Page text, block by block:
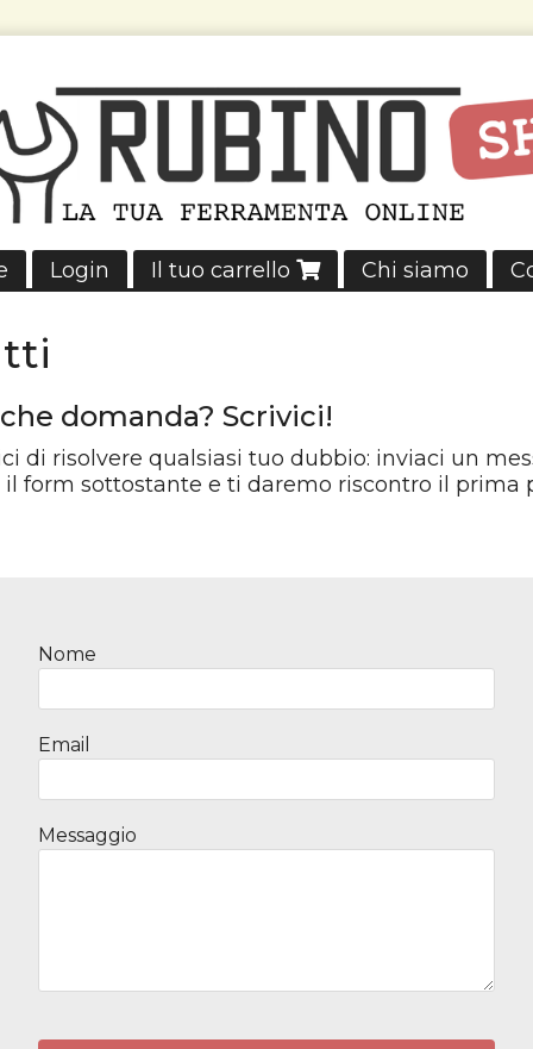
Login Il tuo carrello Chi siamo
domanda? Scrivici!
di risolvere qualsiasi tuo dubbio: inviaci un
form sottostante e ti daremo riscontro il prima
Nome
Email
Messaggio